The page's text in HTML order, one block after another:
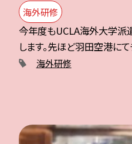
海外研修
今年度もUCLA海外大学派
します。先ほど羽田空港に
海外研修